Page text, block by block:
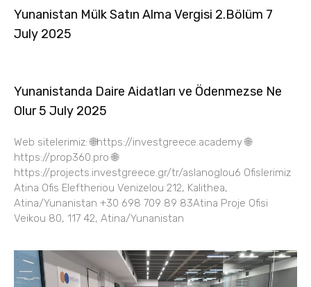
Yunanistan Mülk Satın Alma Vergisi 2.Bölüm 7
July 2025
Yunanistanda Daire Aidatları ve Ödenmezse Ne
Olur 5 July 2025
Web sitelerimiz: 🌐https://investgreece.academy 🌐
https://prop360.pro 🌐
https://projects.investgreece.gr/tr/aslanoglou6 Ofislerimiz
Atina Ofis Eleftheriou Venizelou 212, Kalithea,
Atina/Yunanistan +30 698 709 89 83Atina Proje Ofisi
Veikou 80, 117 42, Atina/Yunanistan